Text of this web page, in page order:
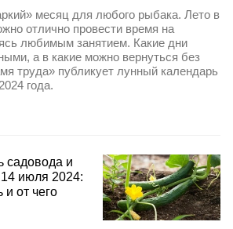
месяц для любого рыбака. Лето в
отлично провести время на
любимым занятием. Какие дни
а в какие можно вернуться без
труда» публикует лунный календарь
года.
садовода и
июля 2024:
и от чего